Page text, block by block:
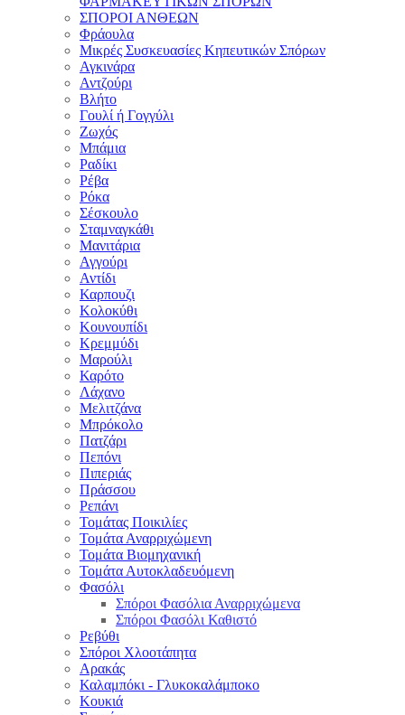
ΣΠΟΡΟΙ ΑΝΘΕΩΝ
Φράουλα
Μικρές Συσκευασίες Κηπευτικών Σπόρων
Αγκινάρα
Αντζούρι
Βλήτο
Γουλί ή Γογγύλι
Ζωχός
Μπάμια
Ραδίκι
Ρέβα
Ρόκα
Σέσκουλο
Σταμναγκάθι
Μανιτάρια
Αγγούρι
Αντίδι
Καρπουζι
Κολοκύθι
Κουνουπίδι
Κρεμμύδι
Μαρούλι
Καρότο
Λάχανο
Μελιτζάνα
Μπρόκολο
Πατζάρι
Πεπόνι
Πιπεριάς
Πράσσου
Ρεπάνι
Τομάτας Ποικιλίες
Τομάτα Αναρριχώμενη
Τομάτα Βιομηχανική
Τομάτα Αυτοκλαδευόμενη
Φασόλι
Σπόροι Φασόλια Αναρριχώμενα
Σπόροι Φασόλι Καθιστό
Ρεβύθι
Σπόροι Χλοοτάπητα
Αρακάς
Καλαμπόκι - Γλυκοκαλάμποκο
Κουκιά